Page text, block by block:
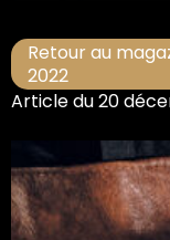
Retour au
2022
Article du 20